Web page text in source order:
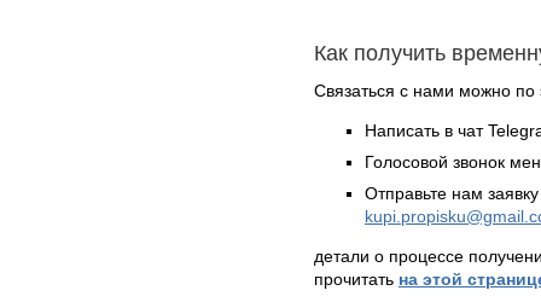
Как получить
Связаться с нами можно по
Написать в чат
Голосовой звонок
Отправьте нам
детали о процессе
прочитать на этой